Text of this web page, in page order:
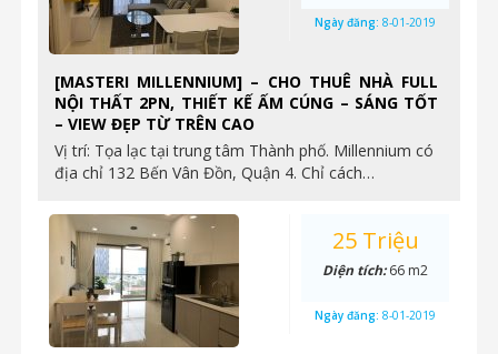
[MASTERI MILLENNIUM] – CHO THUÊ NHÀ FULL
NỘI THẤT 2PN, THIẾT KẾ ẤM CÚNG – SÁNG TỐT
– VIEW ĐẸP TỪ TRÊN CAO
Vị trí: Tọa lạc tại trung tâm Thành phố. Millennium có
địa chỉ 132 Bến Vân Đồn, Quận 4. Chỉ cách…
Ngày đăng: 8-01-2019
25 Triệu
Diện tích:66 m2
Ngày đăng: 8-01-2019